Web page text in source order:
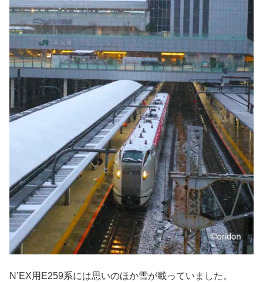
N’EX用E259系には思いのほか雪が載っていました。